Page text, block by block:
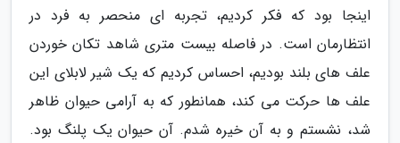
اینجا بود که فکر کردیم، تجربه ای منحصر به فرد در
انتظارمان است. در فاصله بیست متری شاهد تکان خوردن
علف های بلند بودیم، احساس کردیم که یک شیر لابلای این
علف ها حرکت می کند، همانطور که به آرامی حیوان ظاهر
شد، نشستم و به آن خیره شدم. آن حیوان یک پلنگ بود.